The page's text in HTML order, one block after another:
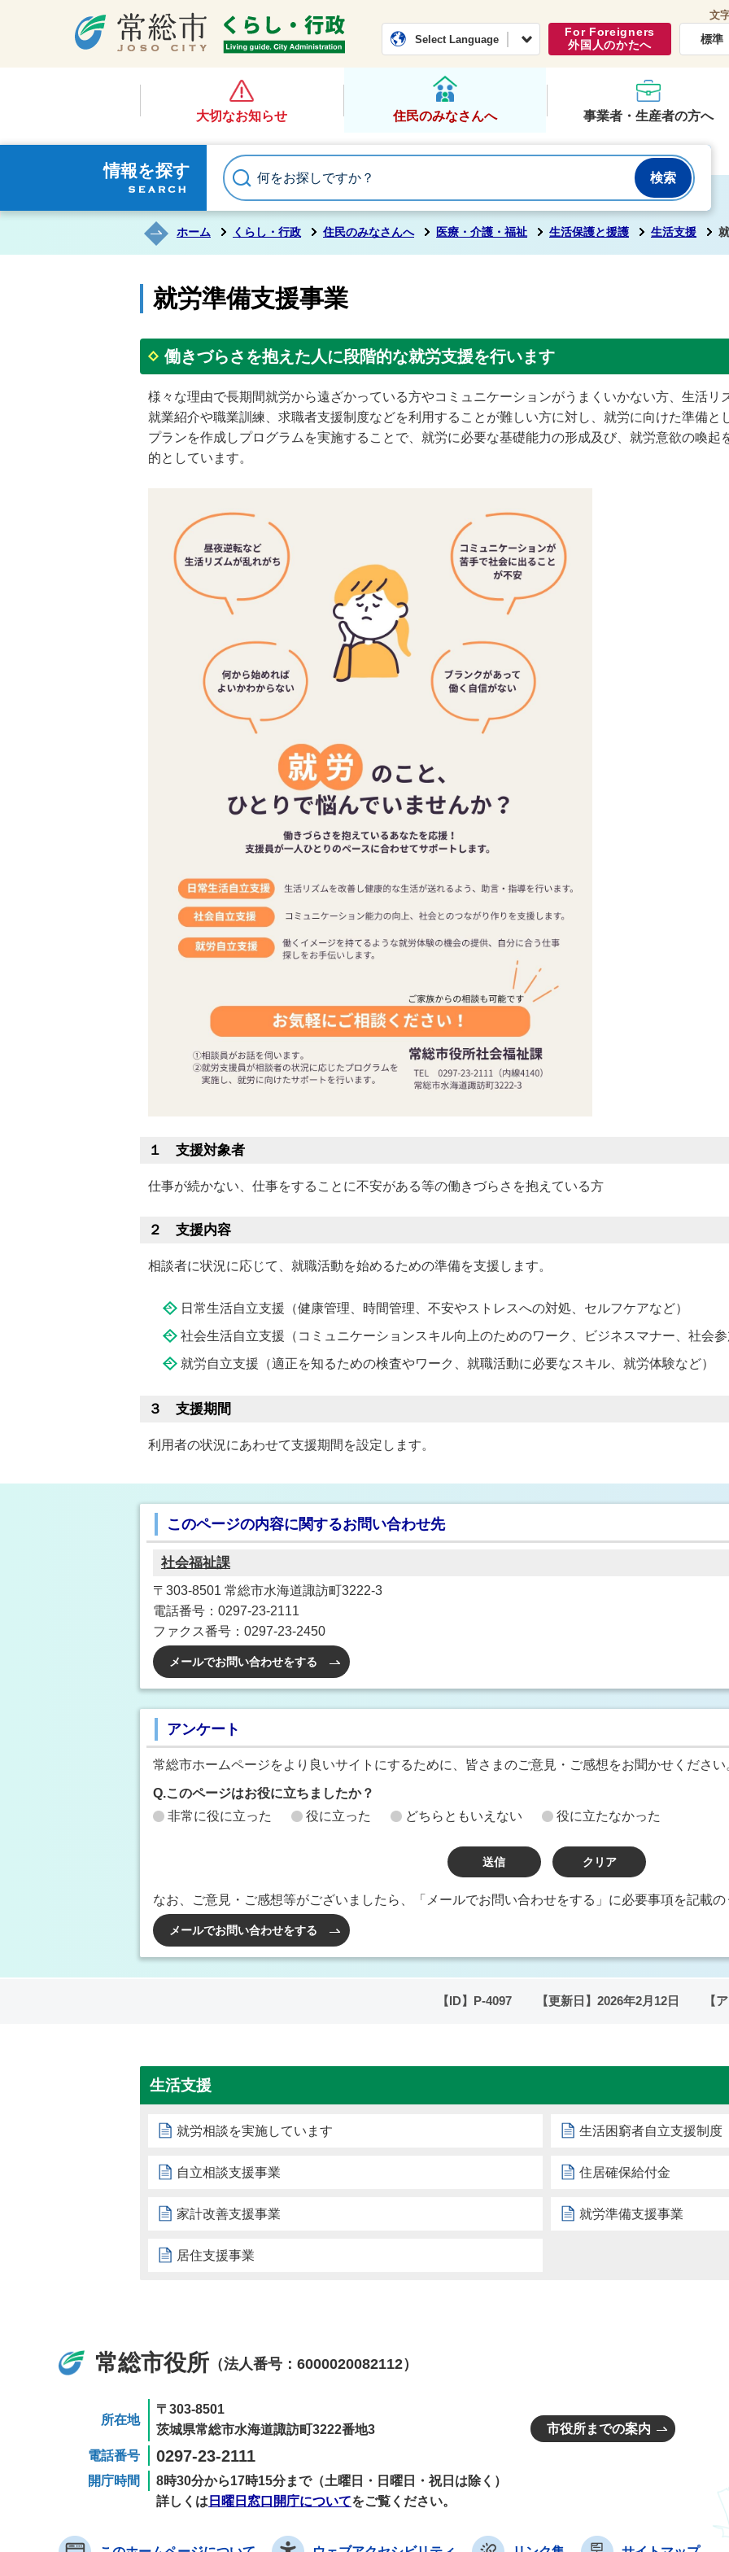
常総市公式ホームページくらし・行政
Select Language
For Foreigners
外国人のかたへ
文
標準
大切なお知らせ 住民のみなさんへ 事業者・生産者の方へ
情報を探す
ホーム くらし・行政 住民のみなさんへ 医療・介護・福祉 生活保護と援護 生活支援
就労準備支援事業
働きづらさを抱えた人に段階的な就労支援を行います
様々な理由で長期間就労から遠ざかっている方やコミュニケーションがうまくいかない方、生活リ
就業紹介や職業訓練、求職者支援制度などを利用することが難しい方に対し、就労に向けた準備と
プランを作成しプログラムを実施することで、就労に必要な基礎能力の形成及び、就労意欲の喚起
的としています。
１ 支援対象者
仕事が続かない、仕事をする ことに不安がある等の働きづらさを抱えている方
２ 支援内容
相談者に状況に応じて、就職活動を始めるための準備を支援します。
日常生活自立支援（健康管理、時間管理、不安やストレスへの対処、セルフケアなど）
社会生活自立支援（コミュニケーションスキル向上のためのワーク、ビジネスマナー、社会
就労自立支援（適正を知るための検査やワーク、就職活動に必要なスキル、就労体験など）
３ 支援期間
利用者の状況にあわせて支援期間を設定します。
このページの内容に関するお問い合わせ先
社会福祉課
〒303-8501 常総市水海道諏訪町3222-3
電話番号：0297-23-2111
ファクス番号：0297-23-2450
メールでお問い合わせをする
アンケート
常総市ホームページをより良いサイトにするために、皆さまのご意見・ご感想をお聞かせください
Q.このページはお役に立ちましたか？
非常に役に立った
役に立った どちらともいえない 役に立たなかった
なお、ご意見・ご感想等がございましたら、「メールでお問い合わせをする」に必要事項を記載
メールでお問い合わせをする
【ID】 P-4097 【更新日】 2026年2月12日 【
生活支援
就労相談を実施しています 生活困窮者自立支援制度
自立相談支援事業 住居確保給付金
家計改善支援事業 就労準備支援事業
居住支援事業
常総市役所 （法人番号：6000020082112）
所在地
〒303-8501
茨城県常総市水海道諏訪町3222番地3
電話番号
0297-23-2111
開庁時間
8時30分から17時15分まで（土曜日・日曜日・祝日は除く）
詳しくは 日曜日窓口開庁についてをご覧ください。
市役所までの案内